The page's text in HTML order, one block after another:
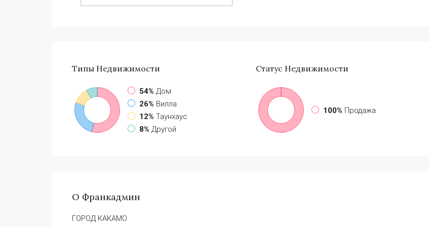
Типы Недвижимости
54% Дом
26% Вилла
12% Таунхаус
8% Другой
Статус Недвижимости
100% Продажа
О Франкадмин
ГОРОД КАКАМО